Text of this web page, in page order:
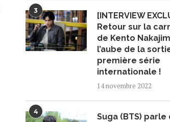
3
[INTERVIEW
Retour sur la
de Kento
l’aube de la
première série
internationale !
14 novembre 2022
4
Suga (BTS) parle